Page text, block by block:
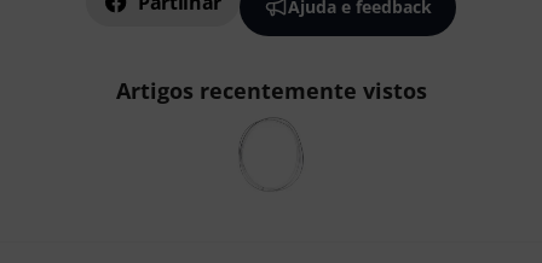
Ajuda e feedback
Artigos recentemente vistos